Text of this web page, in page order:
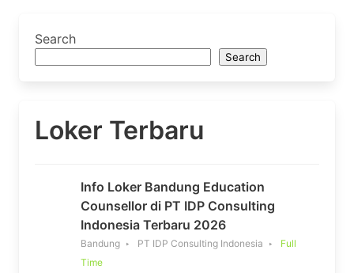
Search
Search
Loker Terbaru
Info Loker Bandung Education
Counsellor di PT IDP Consulting
Indonesia Terbaru 2026
Bandung PT IDP Consulting Indonesia
Full
Time